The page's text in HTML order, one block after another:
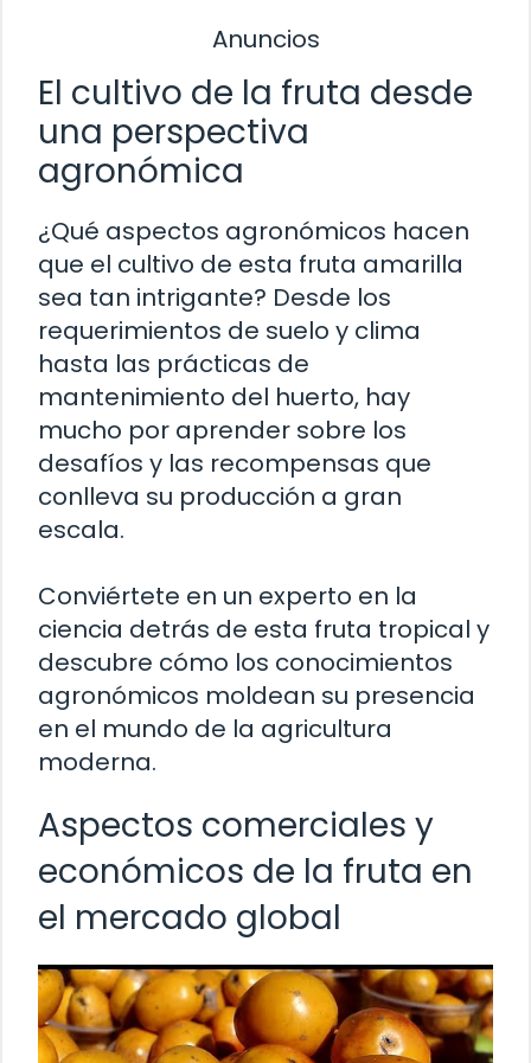
Anuncios
El cultivo de la fruta desde
una perspectiva
agronómica
¿Qué aspectos agronómicos hacen
que el cultivo de esta fruta amarilla
sea tan intrigante? Desde los
requerimientos de suelo y clima
hasta las prácticas de
mantenimiento del huerto, hay
mucho por aprender sobre los
desafíos y las recompensas que
conlleva su producción a gran
escala.
Conviértete en un experto en la
ciencia detrás de esta fruta tropical y
descubre cómo los conocimientos
agronómicos moldean su presencia
en el mundo de la agricultura
moderna.
Aspectos comerciales y
económicos de la fruta en
el mercado global